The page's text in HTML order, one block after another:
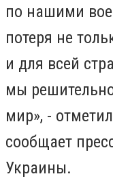
по нашими
потеря не
и для всей
мы
мир», -
сообщает
Украины.